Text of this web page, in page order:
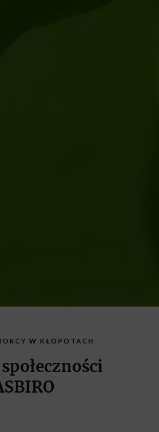
W KŁOPOTACH